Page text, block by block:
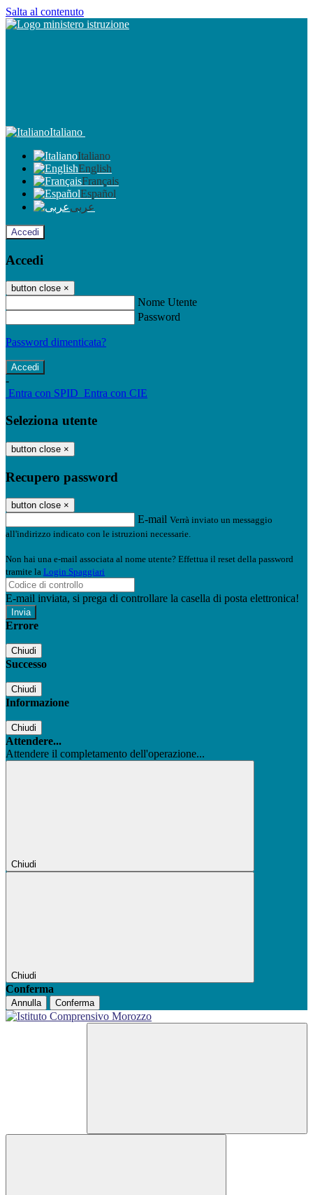
Salta al contenuto
Italiano
Italiano
English
Français
Español
عربى
Accedi
Accedi
button close ×
Nome Utente
Password
Password dimenticata?
-
Entra con SPID Entra con CIE
Seleziona utente
button close ×
Recupero password
button close ×
E-mail Verrà inviato un messaggio
all'indirizzo indicato con le istruzioni necessarie.
Non hai una e-mail associata al nome utente? Effettua il reset della password
tramite la Login Spaggiari
E-mail inviata, si prega di controllare la casella di posta elettronica!
Errore
Chiudi
Successo
Chiudi
Informazione
Chiudi
Attendere...
Attendere il completamento dell'operazione...
Chiudi
Chiudi
Conferma
Annulla Conferma